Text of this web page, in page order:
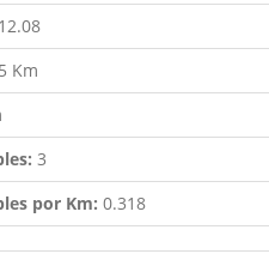
12.08
Km
3
por Km: 0.318